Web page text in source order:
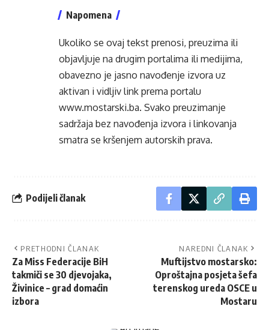
Napomena
Ukoliko se ovaj tekst prenosi, preuzima ili
objavljuje na drugim portalima ili medijima,
obavezno je jasno navođenje izvora uz
aktivan i vidljiv link prema portalu
www.mostarski.ba. Svako preuzimanje
sadržaja bez navođenja izvora i linkovanja
smatra se kršenjem autorskih prava.
Podijeli članak
PRETHODNI ČLANAK
Za Miss Federacije BiH
takmiči se 30 djevojaka,
Živinice – grad domaćin
izbora
NAREDNI ČLANAK
Muftijstvo mostarsko:
Oproštajna posjeta šefa
terenskog ureda OSCE u
Mostaru